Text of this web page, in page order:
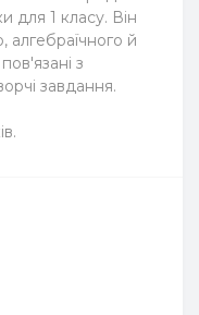
для 1 класу. Він
алгебраїчного й
з
завдання.